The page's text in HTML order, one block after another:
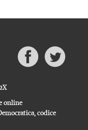
online
codice